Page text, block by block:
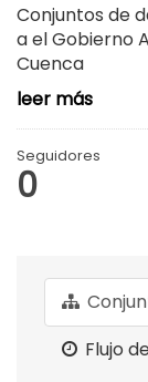
Conjuntos de
a el Gobierno
Cuenca
leer más
Seguidores
0
Flujo